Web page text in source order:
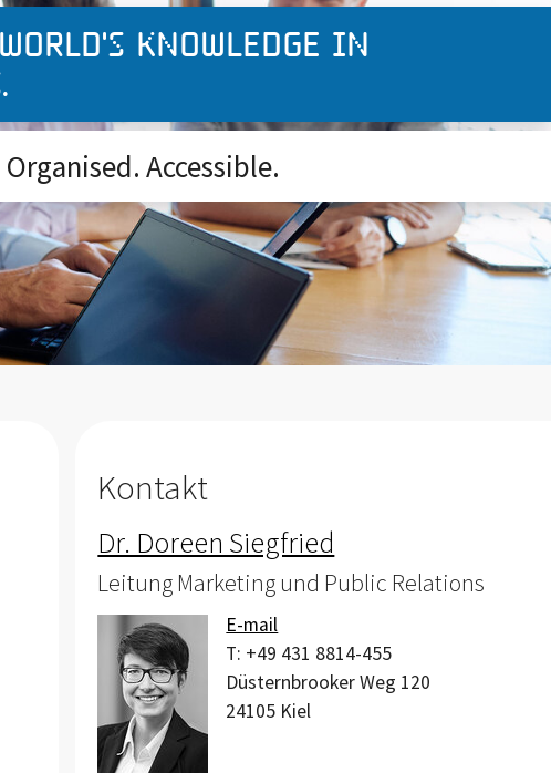
world's knowledge in
Accessible.
Kontakt
Dr. Doreen Siegfried
Leitung Marketing und Public Relations
E-mail
T: +49 431 8814-455
Düsternbrooker Weg 120
24105 Kiel